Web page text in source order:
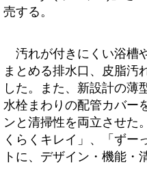
売する。
汚れが付きにくい浴槽
まとめる排水口、皮脂汚
した。また、新設計の薄
水栓まわりの配管カバー
ンと清掃性を両立させた
くらくキレイ」、「ずー
トに、デザイン・機能・